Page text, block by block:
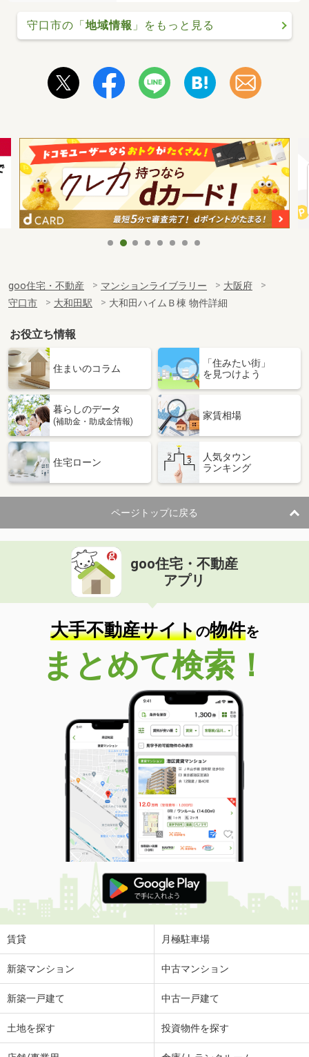
守口市の「地域情報 」をもっと見る
goo住宅・不動産 マンションライブラリー
大阪府
守口市
大和田駅 大和田ハイムＢ棟 物件詳細
お役立ち情報
住まいのコラム
「住みたい街」
を見つけよう
暮らしのデータ
(補助金・助成金情報)
家賃相場
住宅ローン
人気タウン
ランキング
ページトップに戻る
goo住宅・不動産
アプリ
大手不動産サイトの物件を
まとめて検索！
賃貸 月極駐車場
新築マンション 中古マンション
新築一戸建て 中古一戸建て
土地を探す 投資物件を探す